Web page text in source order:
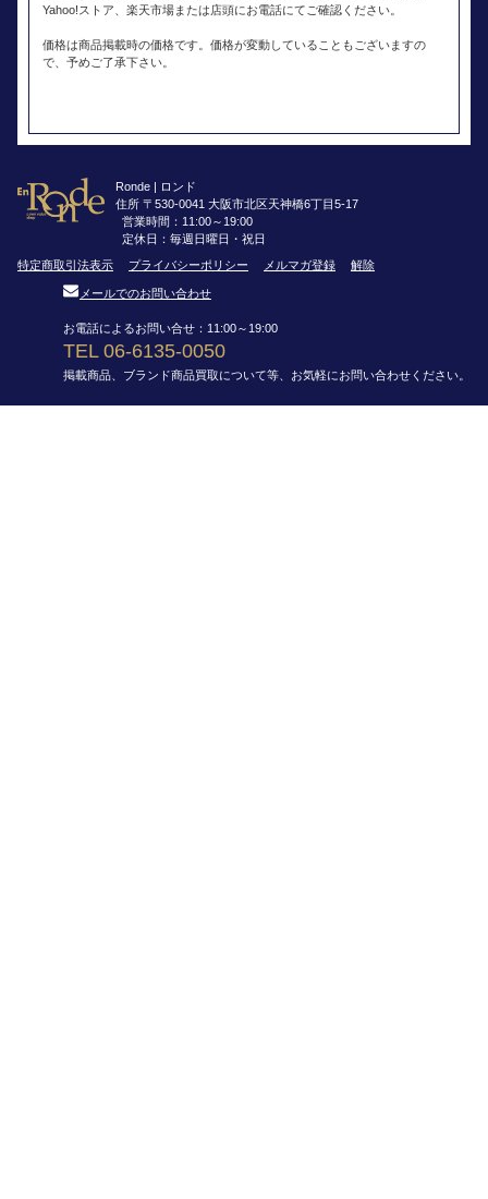
Yahoo!ストア、楽天市場または店頭にお電話にてご確認ください。
価格は商品掲載時の価格です。価格が変動していることもございますの
で、予めご了承下さい。
Ronde | ロンド
住所 〒530-0041 大阪市北区天神橋6丁目5-17
営業時間：11:00～19:00
定休日：毎週日曜日・祝日
特定商取引法表示
プライバシーポリシー メルマガ登録 解除
メールでのお問い合わせ
お電話によるお問い合せ：11:00～19:00
TEL 06-6135-0050
掲載商品、ブランド商品買取について等、お気軽にお問い合わせください。